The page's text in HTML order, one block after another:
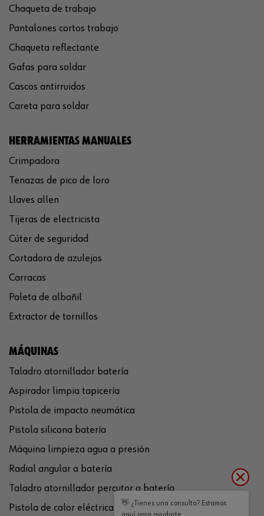
Chaqueta de trabajo
Pantalones cortos trabajo
Chaqueta reflectante
Gafas para soldar
Cascos antirruidos
Careta para soldar
HERRAMIENTAS MANUALES
Crimpadora
Tenazas de pico de loro
Llaves allen
Tijeras de electricista
Cúter de seguridad
Cortadora de azulejos
Carracas
Paleta de albañil
Extractor de tornillos
MÁQUINAS
Taladro atornillador batería
Aspirador limpia tapicería
Pistola de impacto neumática
Pistola silicona batería
Máquina limpieza agua a presión
Radial angular a batería
Taladro atornillador percutor a batería
Pistola de calor eléctrica
👋 ¿Tienes una consulta? Estamos